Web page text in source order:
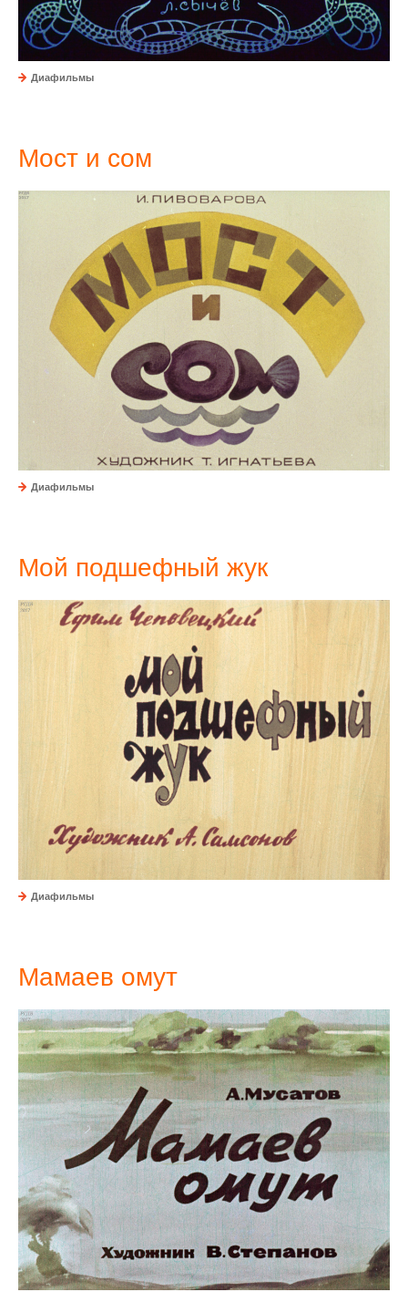
Диафильмы
Мост и сом
Диафильмы
Мой подшефный жук
Диафильмы
Мамаев омут